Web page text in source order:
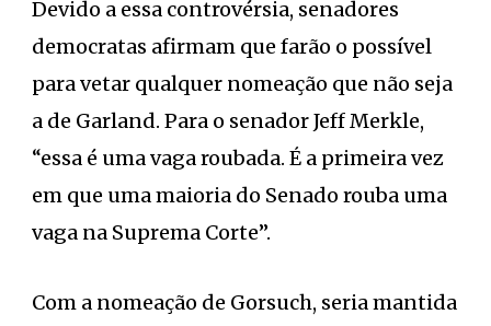
Devido a essa controvérsia, senadores
democratas afirmam que farão o possível
para vetar qualquer nomeação que não seja
a de Garland. Para o senador Jeff Merkle,
“essa é uma vaga roubada. É a primeira vez
em que uma maioria do Senado rouba uma
vaga na Suprema Corte”.
Com a nomeação de Gorsuch, seria mantida